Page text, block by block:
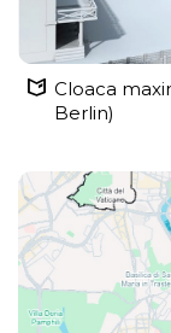
Cloaca
Berlin)